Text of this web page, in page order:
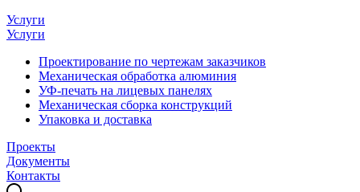
Услуги
Услуги
Проектирование по чертежам заказчиков
Механическая обработка алюминия
УФ-печать на лицевых панелях
Механическая сборка конструкций
Упаковка и доставка
Проекты
Документы
Контакты